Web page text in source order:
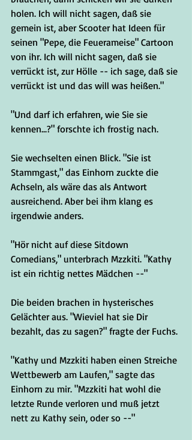
holen. Ich will nicht sagen, daß sie
gemein ist, aber Scooter hat Ideen für
seinen "Pepe, die Feuerameise" Cartoon
von ihr. Ich will nicht sagen, daß sie
verrückt ist, zur Hölle -- ich sage, daß sie
verrückt ist und das will was heißen."
"Und darf ich erfahren, wie Sie sie
kennen...?" forschte ich frostig nach.
Sie wechselten einen Blick. "Sie ist
Stammgast," das Einhorn zuckte die
Achseln, als wäre das als Antwort
ausreichend. Aber bei ihm klang es
irgendwie anders.
"Hör nicht auf diese Sitdown
Comedians," unterbrach Mzzkiti. "Kathy
ist ein richtig nettes Mädchen --"
Die beiden brachen in hysterisches
Gelächter aus. "Wieviel hat sie Dir
bezahlt, das zu sagen?" fragte der Fuchs.
"Kathy und Mzzkiti haben einen Streiche
Wettbewerb am Laufen," sagte das
Einhorn zu mir. "Mzzkiti hat wohl die
letzte Runde verloren und muß jetzt
nett zu Kathy sein, oder so --"